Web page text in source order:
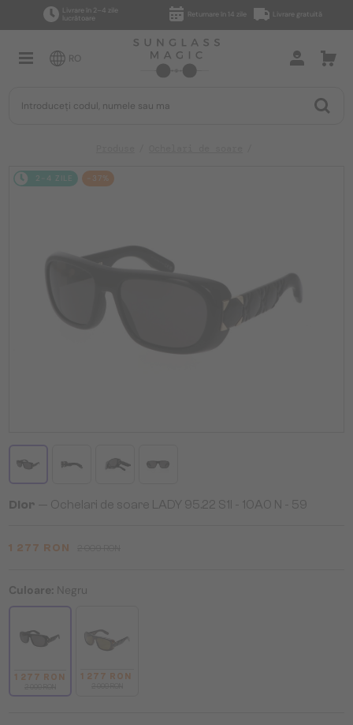
Livrare în 2–4 zile
lucrătoare
Returnare în 14 zile Livrare gratuită
RO
2-4 ZILE -37%
Dior — Ochelari de soare LADY 95.22 S1I - 10A0 N - 59
1 277 RON
Culoare: Negru
1 277 RON 1 277 RON